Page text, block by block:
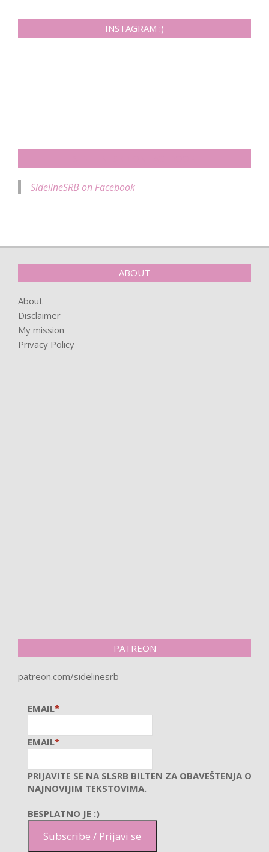
INSTAGRAM :)
SidelineSRB on Facebook
ABOUT
About
Disclaimer
My mission
Privacy Policy
PATREON
patreon.com/sidelinesrb
EMAIL*
EMAIL*
PRIJAVITE SE NA SLSRB BILTEN ZA OBAVEŠTENJA O
NAJNOVIJIM TEKSTOVIMA.
BESPLATNO JE :)
Subscribe / Prijavi se